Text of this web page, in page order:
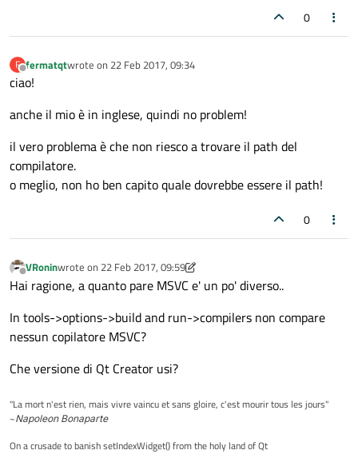
0
F
Offline
fermatqtwrote on 22 Feb 2017, 09:34
last edited by
ciao!
anche il mio è in inglese, quindi no problem!
il vero problema è che non riesco a trovare il path del
compilatore.
o meglio, non ho ben capito quale dovrebbe essere il path!
0
Offline
VRoninwrote on 22 Feb 2017, 09:59
last edited by VRonin
Hai ragione, a quanto pare MSVC e' un po' diverso..
In tools->options->build and run->compilers non compare
nessun copilatore MSVC?
Che versione di Qt Creator usi?
"La mort n'est rien, mais vivre vaincu et sans gloire, c'est mourir tous les jours"
~Napoleon Bonaparte
On a crusade to banish setIndexWidget() from the holy land of Qt